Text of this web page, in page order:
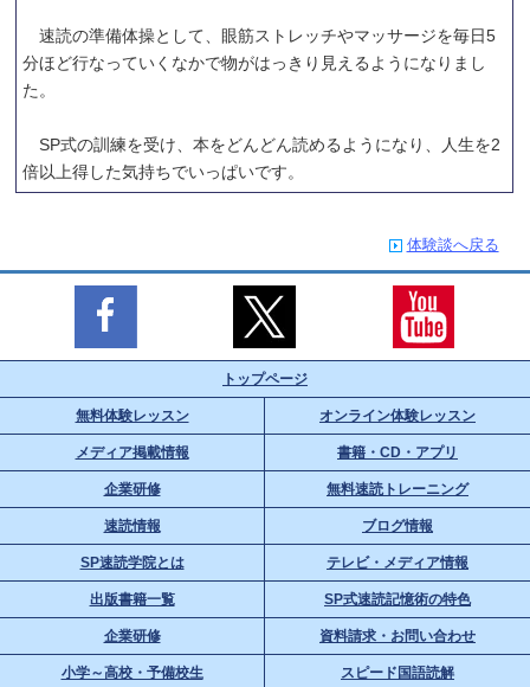
速読の準備体操として、眼筋ストレッチやマッサージを毎日5
分ほど行なっていくなかで物がはっきり見えるようになりまし
た。
SP式の訓練を受け、本をどんどん読めるようになり、人生を2
倍以上得した気持ちでいっぱいです。
体験談へ戻る
トップページ
無料体験レッスン オンライン体験レッスン
メディア掲載情報 書籍・CD・アプリ
企業研修 無料速読トレーニング
速読情報 ブログ情報
SP速読学院とは テレビ・メディア情報
出版書籍一覧 SP式速読記憶術の特色
企業研修 資料請求・お問い合わせ
小学～高校・予備校生 スピード国語読解